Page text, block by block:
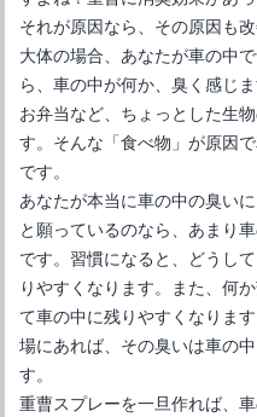
それが原因なら、その原因も改
大体の場合、あなたが車の中
ら、車の中が何か、臭く感じま
お弁当など、ちょっとした生
す。そんな「食べ物」が原因
です。
あなたが本当に車の中の臭い
と願っているのなら、あまり
です。習慣になると、どうし
りやすくなります。また、何
て車の中に残りやすくなりま
場にあれば、その臭いは車の
す。
重曹スプレーを一旦作れば、